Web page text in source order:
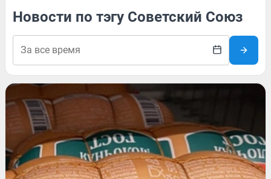
Новости по тэгу Советский Союз